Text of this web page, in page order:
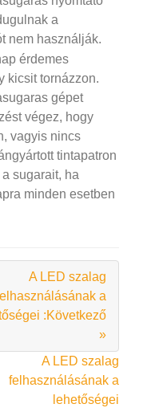
a
nem használják.
érdemes
kicsit tornázzon.
gépet
végez, hogy
vagyis nincs
tintapatron
sugarait, ha
minden esetben
A LED szalag
a
:Következő
»
A LED szalag
felhasználásának a
lehetőségei